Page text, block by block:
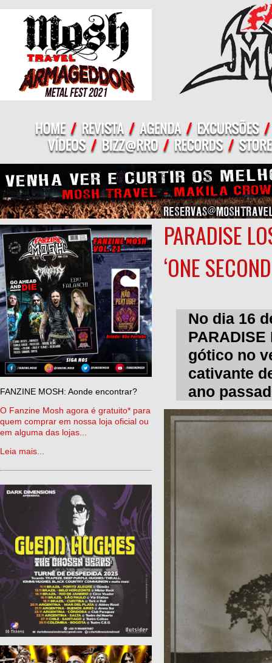
FANZINE MOSH: Aonde encontrar?
O Fanzine Mosh agora é gratuito* para
quem comprar em nossa loja oficial ou
em alguma das lojas...
Leia mais...
PARADISE
‘ONE
No dia 16
gótico no
cativante
ano